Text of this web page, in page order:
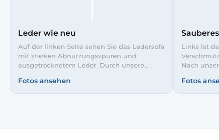
Leder wie neu
Auf der linken Seite sehen Sie das Ledersofa
mit starken Abnutzungsspuren und
ausgetrocknetem Leder. Durch unsere
die Flächen rechts wieder glatt und
gleichmäßig. Farbe und Glanz wurden
Fotos ansehen
Links ist
Nach
gepflegt.
sauber
Fotos